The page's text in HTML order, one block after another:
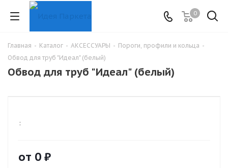
0
Главная - Каталог - АКСЕССУАРЫ - Пороги, профили и кольца -
Обвод для труб "Идеал" (белый)
Обвод для труб "Идеал" (белый)
:
от 0 ₽